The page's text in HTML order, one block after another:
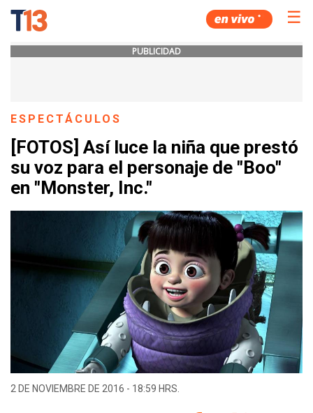
☰
PUBLICIDAD
ESPECTÁCULOS
[FOTOS] Así luce la niña que prestó
su voz para el personaje de "Boo"
en "Monster, Inc."
2 DE NOVIEMBRE DE 2016 - 18:59 HRS.